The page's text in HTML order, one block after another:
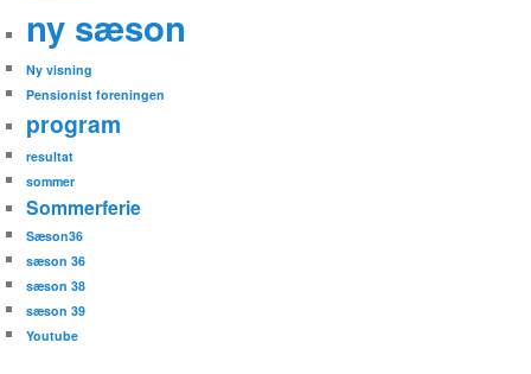
ny sæson
Ny visning
Pensionist foreningen
program
resultat
sommer
Sommerferie
Sæson36
sæson 36
sæson 38
sæson 39
Youtube